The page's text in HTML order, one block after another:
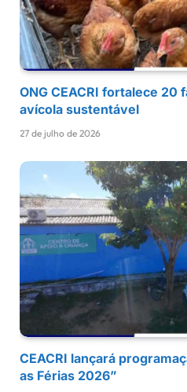
ONG CEACRI fortalece 20
avícola sustentável
27 de julho de 2026
CEACRI lançará
as Férias 2026”